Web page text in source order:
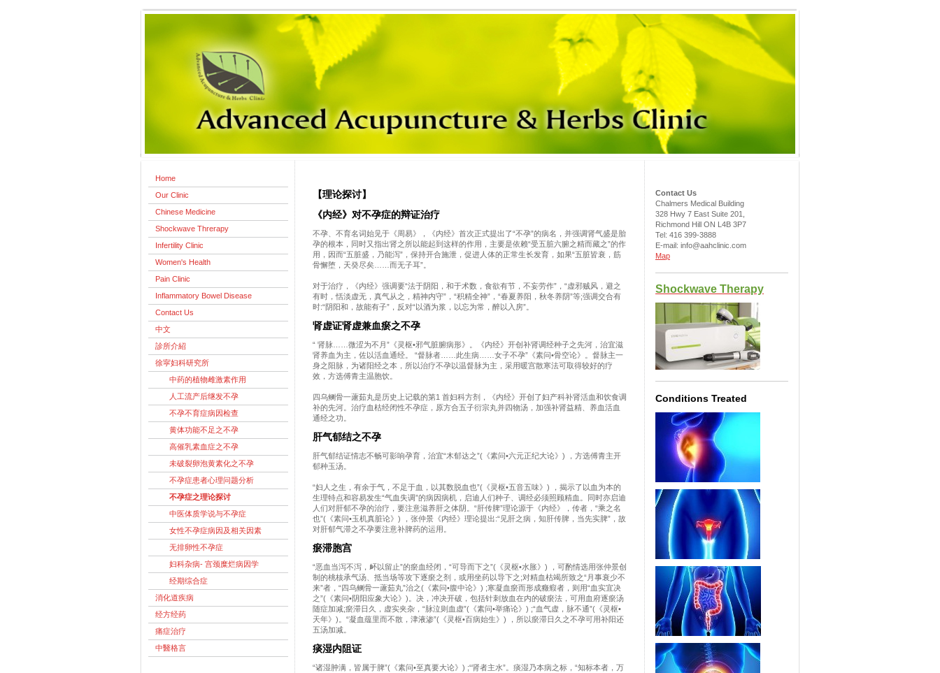
Home
Our Clinic
Chinese Medicine
Shockwave Threrapy
Infertility Clinic
Women's Health
Pain Clinic
Inflammatory Bowel Disease
Contact Us
中文
診所介紹
徐寜妇科研究所
中药的植物雌激素作用
人工流产后继发不孕
不孕不育症病因检查
黄体功能不足之不孕
高催乳素血症之不孕
未破裂卵泡黄素化之不孕
不孕症患者心理问题分析
不孕症之理论探讨
中医体质学说与不孕症
女性不孕症病因及相关因素
无排卵性不孕症
妇科杂病- 宫颈糜烂病因学
经期综合症
消化道疾病
经方经药
痛症治疗
中醫格言
【理论探讨】
《内经》对不孕症的辩证治疗
不孕、不育名词始见于《周易》，《内经》首次正式提出了“不孕”的病名，并强调肾气盛是胎
孕的根本，同时又指出肾之所以能起到这样的作用，主要是依赖“受五脏六腑之精而藏之”的作
用，因而“五脏盛，乃能泻”，保持开合施泄，促进人体的正常生长发育，如果“五脏皆衰，筋
骨懈堕，天癸尽矣……而无子耳”。
对于治疗，《内经》强调要“法于阴阳，和于术数，食欲有节，不妄劳作”，“虚邪贼风，避之
有时，恬淡虚无，真气从之，精神内守”，“积精全神”，“春夏养阳，秋冬养阴”等;强调交合有
时:“阴阳和，故能有子”，反对“以酒为浆，以忘为常，醉以入房”。
肾虚证肾虚兼血瘀之不孕
“ 肾脉……微涩为不月”《灵枢•邪气脏腑病形》。《内经》开创补肾调经种子之先河，治宜滋
肾养血为主，佐以活血通经。 “督脉者……此生病……女子不孕”《素问•骨空论》。督脉主一
身之阳脉，为诸阳经之本，所以治疗不孕以温督脉为主，采用暖宫散寒法可取得较好的疗
效，方选傅青主温胞饮。
四乌鲗骨一藘茹丸是历史上记载的第1 首妇科方剂，《内经》开创了妇产科补肾活血和饮食调
补的先河。治疗血枯经闭性不孕症，原方合五子衍宗丸并四物汤，加强补肾益精、养血活血
通经之功。
肝气郁结之不孕
肝气郁结证情志不畅可影响孕育，治宜“木郁达之”(《素问•六元正纪大论》) ，方选傅青主开
郁种玉汤。
“妇人之生，有余于气，不足于血，以其数脱血也”(《灵枢•五音五味》) ，揭示了以血为本的
生理特点和容易发生“气血失调”的病因病机，启迪人们种子、调经必须照顾精血。同时亦启迪
人们对肝郁不孕的治疗，要注意滋养肝之体阴。“肝传脾”理论源于《内经》，传者，“乘之名
也”(《素问•玉机真脏论》) ，张仲景《内经》理论提出:“见肝之病，知肝传脾，当先实脾”，故
对肝郁气滞之不孕要注意补脾药的运用。
瘀滞胞宫
“恶血当泻不泻，衃以留止”的瘀血经闭，“可导而下之”(《灵枢•水胀》) ，可酌情选用张仲景创
制的桃核承气汤、抵当场等攻下逐瘀之剂，或用坐药以导下之;对精血枯竭所致之“月事衰少不
来”者，“四乌鲗骨一藘茹丸”治之(《素问•腹中论》) ;寒凝血瘀而形成癥瘕者，则用“血实宜决
之”(《素问•阴阳应象大论》)。决，冲决开破，包括针刺放血在内的破瘀法，可用血府逐瘀汤
随症加减;瘀滞日久，虚实夹杂，“脉泣则血虚”(《素问•举痛论》) ;“血气虚，脉不通”(《灵枢•
天年》)。“凝血蕴里而不散，津液渗”(《灵枢•百病始生》) ，所以瘀滞日久之不孕可用补阳还
五汤加减。
痰湿内阻证
“诸湿肿满，皆属于脾”(《素问•至真要大论》) ;“肾者主水”。痰湿乃本病之标，“知标本者，万
Contact Us
Chalmers Medical Building
328 Hwy 7 East Suite 201,
Richmond Hill ON L4B 3P7
Tel: 416 399-3888
E-mail: info@aahclinic.com
Map
Shockwave Therapy
Conditions Treated